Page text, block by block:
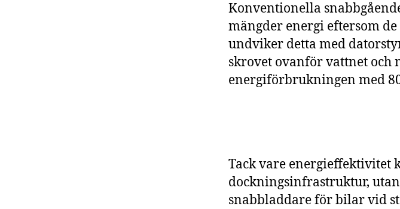
Konventionella
mängder energi eftersom
undviker detta med
skrovet ovanför vattnet
energiförbrukningen med
Tack vare energieffektivitet
dockningsinfrastruktur,
snabbladdare för bilar vid